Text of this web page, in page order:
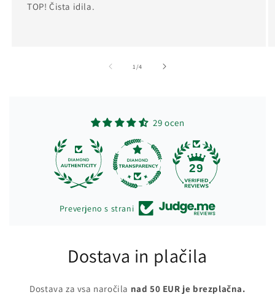
TOP! Čista idila.
1/od
4
29 ocen
29
Preverjeno s strani
Dostava in plačila
Dostava za vsa naročila nad 50 EUR je brezplačna.